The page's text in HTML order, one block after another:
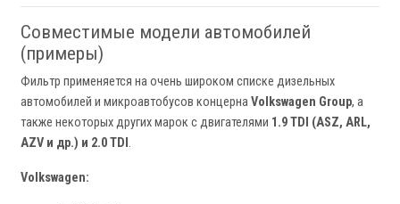
Совместимые модели автомобилей
(примеры)
Фильтр применяется на очень широком списке дизельных
автомобилей и микроавтобусов концернаVolkswagen Group, а
также некоторых других марок с двигателями 1.9 TDI (ASZ, ARL,
AZV и др.) и 2.0 TDI .
Volkswagen: